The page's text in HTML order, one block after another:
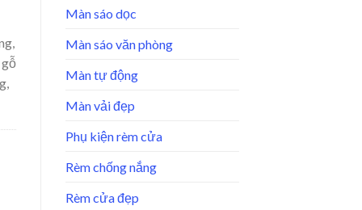
Màn sáo dọc
Màn sáo văn phòng
Màn tự động
Màn vải đẹp
Phụ kiện rèm cửa
Rèm chống nắng
Rèm cửa đẹp